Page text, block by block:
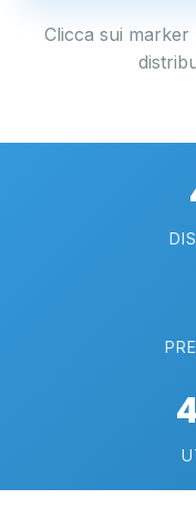
Clicca sui marker